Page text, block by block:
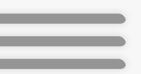
Arapça Faaliyet
Hizmet Alımını
Bedeli, Web
ve Yedekleme
İngilizce Faaliyet
Hareketleri ve
İş Birliği Projesi'
Mülteciler Alanında
Koruma,